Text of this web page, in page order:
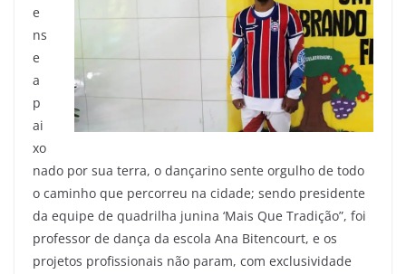
e
ns
e
a
p
ai
xo
nado por sua terra, o dançarino sente orgulho de todo
o caminho que percorreu na cidade; sendo presidente
da equipe de quadrilha junina ‘Mais Que Tradição”, foi
professor de dança da escola Ana Bitencourt, e os
projetos profissionais não param, com exclusividade